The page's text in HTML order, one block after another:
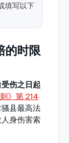
填写以下
的时限
受伤之日起
》第 214
县最高法
身伤害索